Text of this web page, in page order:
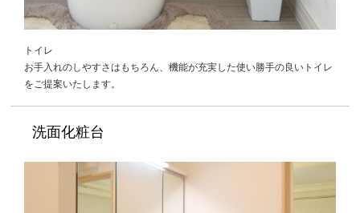
トイレ
お手入れのしやすさはもちろん、機能が充実した使い勝手の良いトイレ
をご提案いたします。
洗面化粧台